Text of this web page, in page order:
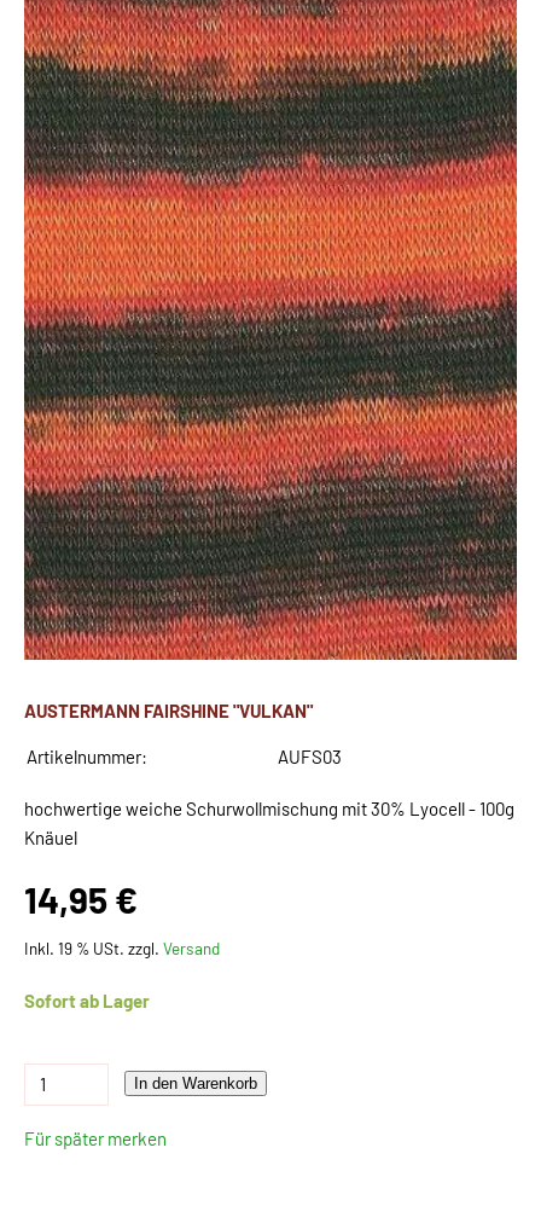
AUSTERMANN FAIRSHINE "VULKAN"
Artikelnummer: AUFS03
hochwertige weiche Schurwollmischung mit 30% Lyocell - 100g
Knäuel
14,95 €
Inkl. 19 % USt. zzgl. Versand
Sofort ab Lager
In den Warenkorb
Für später merken